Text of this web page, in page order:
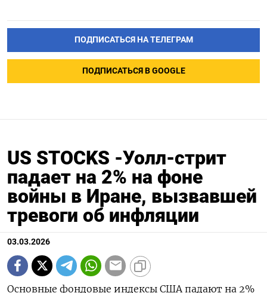
ПОДПИСАТЬСЯ НА ТЕЛЕГРАМ
ПОДПИСАТЬСЯ В GOOGLE
US STOCKS -Уолл-стрит
падает на 2% на фоне
войны в Иране, вызвавшей
тревоги об инфляции
03.03.2026
Основные фондовые индексы США падают на 2%